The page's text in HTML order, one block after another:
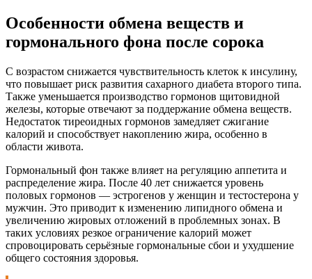
Особенности обмена веществ и
гормонального фона после сорока
С возрастом снижается чувствительность клеток к инсулину,
что повышает риск развития сахарного диабета второго типа.
Также уменьшается производство гормонов щитовидной
железы, которые отвечают за поддержание обмена веществ.
Недостаток тиреоидных гормонов замедляет сжигание
калорий и способствует накоплению жира, особенно в
области живота.
Гормональный фон также влияет на регуляцию аппетита и
распределение жира. После 40 лет снижается уровень
половых гормонов — эстрогенов у женщин и тестостерона у
мужчин. Это приводит к изменению липидного обмена и
увеличению жировых отложений в проблемных зонах. В
таких условиях резкое ограничение калорий может
спровоцировать серьёзные гормональные сбои и ухудшение
общего состояния здоровья.